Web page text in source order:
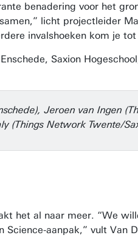
benadering voor het
licht projectleider
invalshoeken kom je
Saxion
Jeroen van Ingen
(Things Network Twente/
het al naar meer. “We
Science-aanpak,” vult